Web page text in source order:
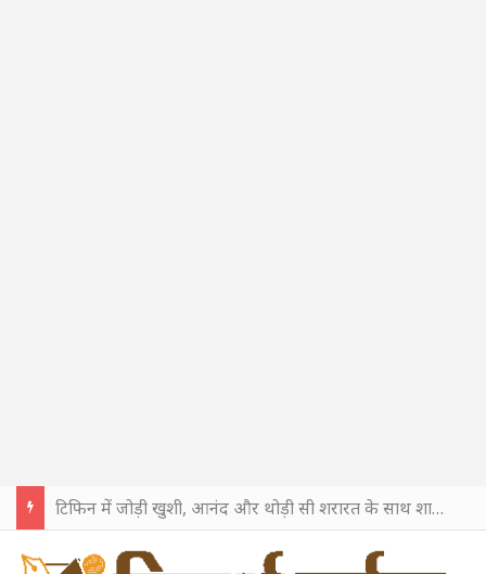
टिफिन में जोड़ी खुशी, आनंद और थोड़ी सी शरारत के साथ शाहरुख खान ने टिफिन बॉक्स को दी हैप्पी एंडिंग